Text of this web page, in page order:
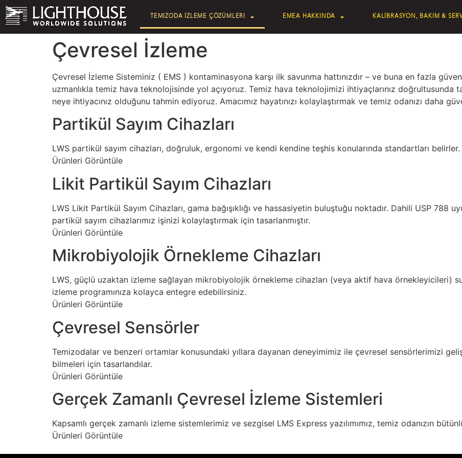
TEMIZODA İZLEME ÇÖZÜMLERI EMEA HAKKINDA KALİBRASYON, BAKIM &
Çevresel İzleme
Çevresel İzleme Sisteminiz ( EMS ) kontaminasyona karşı ilk savunma hattınızdır – ve buna en fazla güven
uzmanlıkla temiz hava teknolojisinde yol açıyoruz. Temiz hava teknolojimizi ihtiyaçlarınız doğrultusunda
neye ihtiyacınız olduğunu tahmin ediyoruz. Amacımız hayatınızı kolaylaştırmak ve temiz odanızı daha
Partikül Sayım Cihazları
LWS partikül sayım cihazları, doğruluk, ergonomi ve kendi kendine teşhis konularında standartları belirler.
Ürünleri Görüntüle
Likit Partikül Sayım Cihazları
LWS Likit Partikül Sayım Cihazları, gama bağışıklığı ve hassasiyetin buluştuğu noktadır. Dahili USP
partikül sayım cihazlarımız işinizi kolaylaştırmak için tasarlanmıştır.
Ürünleri Görüntüle
Mikrobiyolojik Örnekleme Cihazları
LWS, güçlü uzaktan izleme sağlayan mikrobiyolojik örnekleme cihazları (veya aktif hava örnekleyicileri)
izleme programınıza kolayca entegre edebilirsiniz.
Ürünleri Görüntüle
Çevresel Sensörler
Temizodalar ve benzeri ortamlar konusundaki yıllara dayanan deneyimimiz ile çevresel sensörlerimizi
bilmeleri için tasarlandılar.
Ürünleri Görüntüle
Gerçek Zamanlı Çevresel İzleme Sistemleri
Kapsamlı gerçek zamanlı izleme sistemlerimiz ve sezgisel LMS Express yazılımımız, temiz odanızın
Ürünleri Görüntüle